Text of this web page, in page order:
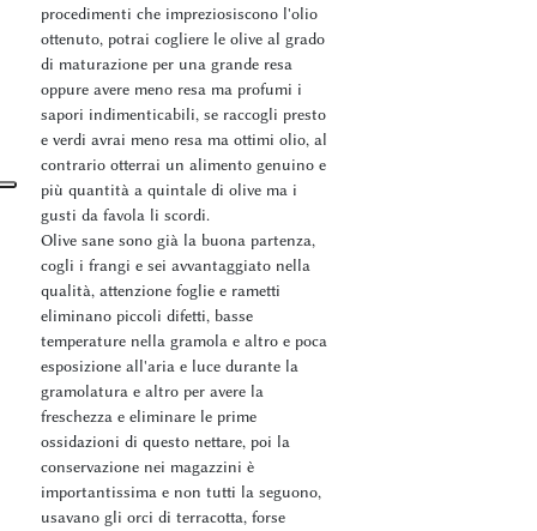
procedimenti che impreziosiscono l'olio
ottenuto, potrai cogliere le olive al grado
di maturazione per una grande resa
oppure avere meno resa ma profumi i
sapori indimenticabili, se raccogli presto
e verdi avrai meno resa ma ottimi olio, al
contrario otterrai un alimento genuino e
più quantità a quintale di olive ma i
gusti da favola li scordi.
Olive sane sono già la buona partenza,
cogli i frangi e sei avvantaggiato nella
qualità, attenzione foglie e rametti
eliminano piccoli difetti, basse
temperature nella gramola e altro e poca
esposizione all'aria e luce durante la
gramolatura e altro per avere la
freschezza e eliminare le prime
ossidazioni di questo nettare, poi la
conservazione nei magazzini è
importantissima e non tutti la seguono,
usavano gli orci di terracotta, forse